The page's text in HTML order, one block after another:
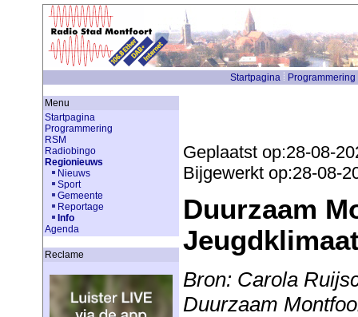
Startpagina Programmering
Menu
Startpagina
Programmering
RSM
Radiobingo
Regionieuws
Nieuws
Sport
Gemeente
Reportage
Info
Agenda
Reclame
Geplaatst op:28-08-
Bijgewerkt op:28-08-
Duurzaam
Bron: Carola
Duurzaam